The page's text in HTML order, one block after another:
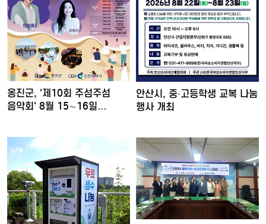
옹진군, '제10회 주섬주섬
음악회' 8월 15∼16일…
안산시, 중·고등학생 교복 나눔
행사 개최